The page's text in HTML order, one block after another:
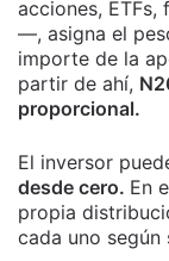
acciones,
—, asigna el
importe de la
partir de ahí,
proporcional.
El inversor
desde cero. En
propia
cada uno según